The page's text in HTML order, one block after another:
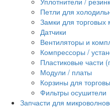
Петли для
Замки для торговых
Датчики
Вентиляторы и
Компрессоры /
Пластиковые части
Модули / платы
Корзины для
Фильтры осушители
Запчасти для